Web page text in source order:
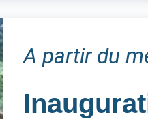
A partir du